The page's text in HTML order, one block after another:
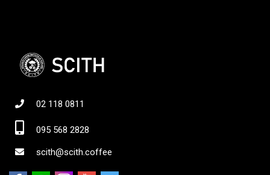
02 118 0811
095 568 2828
scith@scith.coffee